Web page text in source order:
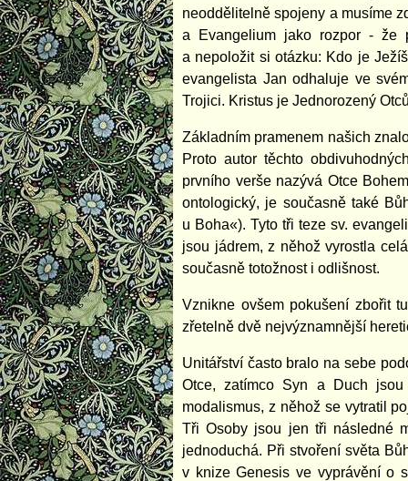
neoddělitelně spojeny a musíme
a Evangelium jako rozpor - že
a nepoložit si otázku: Kdo je
evangelista Jan odhaluje ve
Trojici. Kristus je Jednorozený
Základním pramenem našich
Proto autor těchto
prvního verše nazývá Otce
ontologický, je současně také
u Boha«). Tyto tři teze sv.
jsou jádrem, z něhož vyrostla
současně totožnost i odlišnost.
Vznikne ovšem pokušení zbořit
zřetelně dvě nejvýznamnější
Unitářství často bralo na sebe
Otce, zatímco Syn a Duch
modalismus, z něhož se vytratil
Tři Osoby jsou jen tři následné
jednoduchá. Při stvoření světa
v knize Genesis ve vyprávění o